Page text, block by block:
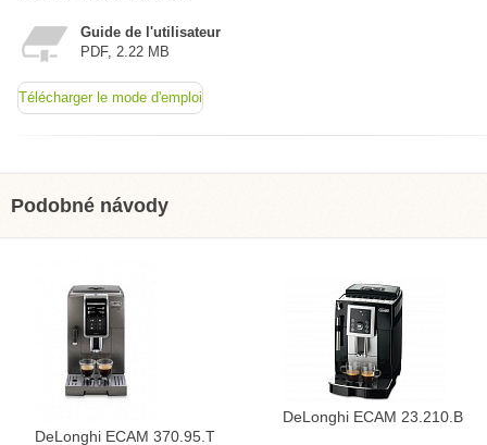
Guide de l'utilisateur
PDF, 2.22 MB
Télécharger le mode d'emploi
Podobné návody
DeLonghi ECAM 370.95.T
DeLonghi ECAM 23.210.B